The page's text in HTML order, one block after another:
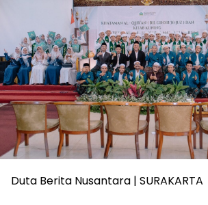
Duta Berita Nusantara | SURAKARTA